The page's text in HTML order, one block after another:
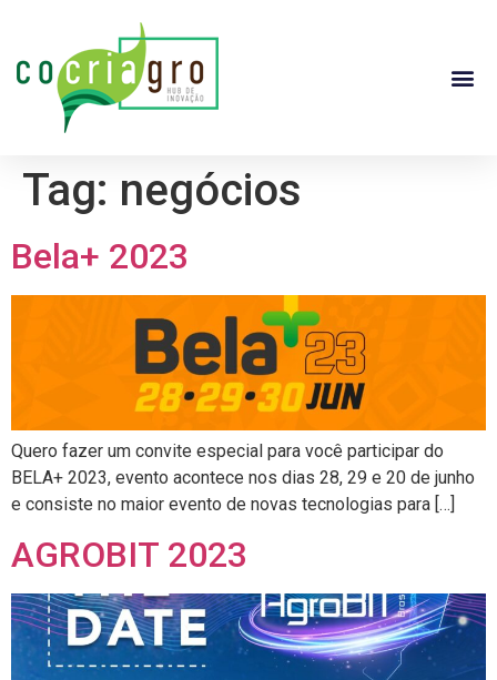
Tag: negócios
Bela+ 2023
Quero fazer um convite especial para você participar do
BELA+ 2023, evento acontece nos dias 28, 29 e 20 de junho
e consiste no maior evento de novas tecnologias para […]
AGROBIT 2023